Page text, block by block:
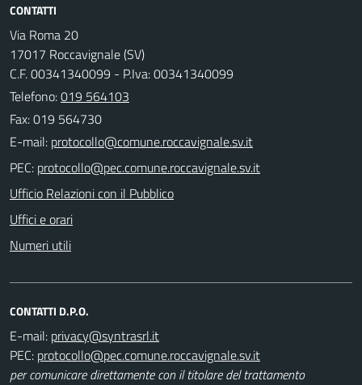
CONTATTI
Via Roma 20
17017 Roccavignale (SV)
C.F. 00341340099 - P.Iva: 00341340099
Telefono:019 564103
Fax: 019 564730
E-mail:
PEC:
Ufficio Relazioni con il Pubblico
Uffici e orari
Numeri utili
CONTATTI D.P.O.
E-mail:
PEC:
per comunicare direttamente con il titolare del trattamento